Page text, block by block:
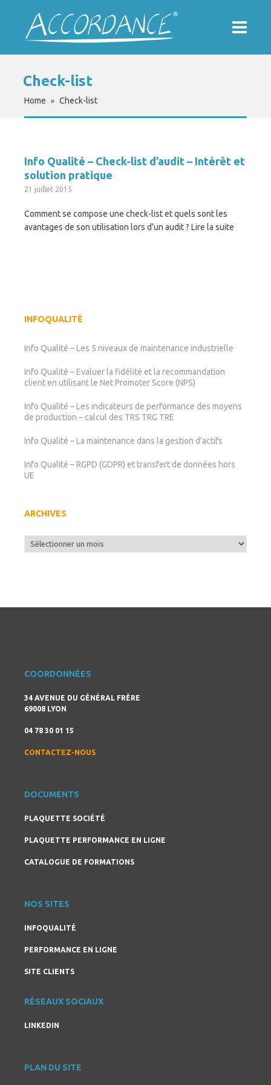
Check-list
Home » Check-list
Info Qualité – Check-list d’audit – Intérêt et
solution pratique
21 juillet 2015
Comment se compose une check-list et quels sont les
avantages de son utilisation lors d’un audit ? Lire la suite
INFOQUALITÉ
Info Qualité – Les 5 niveaux de maintenance industrielle
Info Qualité – Evaluer la fidélité et la recommandation
client en utilisant le Net Promoter Score (NPS)
Info Qualité – Les indicateurs de performance des moyens
de production – calcul des TRS TRG TRE
Info Qualité – La maintenance dans la gestion d’actifs
Info Qualité – RGPD (GDPR) et transfert de données hors
UE
ARCHIVES
Archives
COORDONNÉES
34 AVENUE DU GÉNÉRAL FRÈRE
69008 LYON
04 78 30 01 15
CONTACTEZ-NOUS
DOCUMENTS
PLAQUETTE SOCIÉTÉ
PLAQUETTE PERFORMANCE EN LIGNE
CATALOGUE DE FORMATIONS
NOS SITES
INFOQUALITÉ
PERFORMANCE EN LIGNE
SITE CLIENTS
RÉSEAUX SOCIAUX
LINKEDIN
PLAN DU SITE